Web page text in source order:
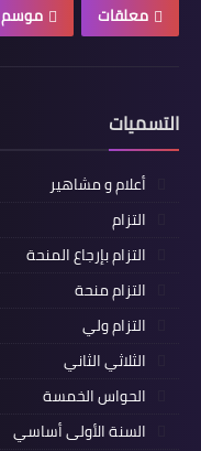
معلقات
موسم
التسميات
أعلام و مشاهير
التزام
التزام بإرجاع المنحة
التزام منحة
التزام ولي
الثلاثي الثاني
الحواس الخمسة
السنة الأولى أساسي